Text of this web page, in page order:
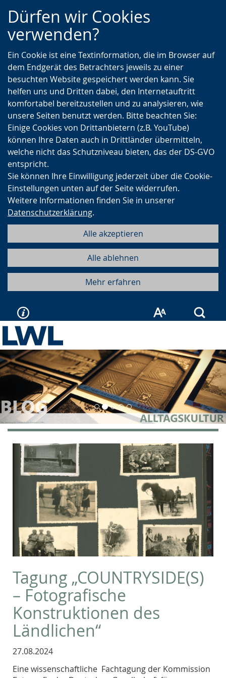
Zur
Hauptnavigation
Zur
Seitennavigation
Zum
Inhalt
Dürfen wir Cookies
verwenden?
Ein Cookie ist eine Textinformation, die im Browser auf
dem Endgerät des Betrachters jeweils zu einer
besuchten Website gespeichert werden kann. Sie
helfen uns und Dritten dabei, den Internetauftritt
komfortabel bereitzustellen und zu analysieren, wie
unsere Seiten benutzt werden. Bitte beachten Sie:
Einige Cookies von Drittanbietern (z.B. YouTube)
können Ihre Daten auch in Drittländer übermitteln,
welche nicht das Schutzniveau bieten, das der DS-GVO
entspricht.
Sie können Ihre Einwilligung jederzeit über die Cookie-
Einstellungen unten auf der Seite widerrufen.
Weitere Informationen finden Sie in unserer
Datenschutzerklärung.
Alle akzeptieren
Alle ablehnen
Mehr erfahren
Vorherige
Tagung „COUNTRYSIDE(S)
– Fotografische
Konstruktionen des
Ländlichen“
27.08.2024
Eine wissenschaftliche Fachtagung der Kommission